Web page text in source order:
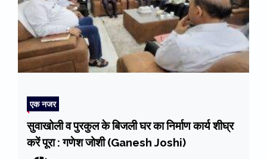
एक नजर
सुवाखोली व पुरकुल के बिजली घर का निर्माण कार्य शीघ्र
करें पूरा : गणेश जोशी (Ganesh Joshi)